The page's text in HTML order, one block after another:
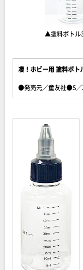
▲塗料ボトル
凄！ホビー用 塗料ボ
●発売元／童友社●S／